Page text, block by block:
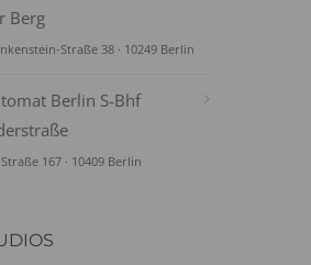
Berg
Straße 38 · 10249 Berlin
Berlin S-Bhf
167 · 10409 Berlin